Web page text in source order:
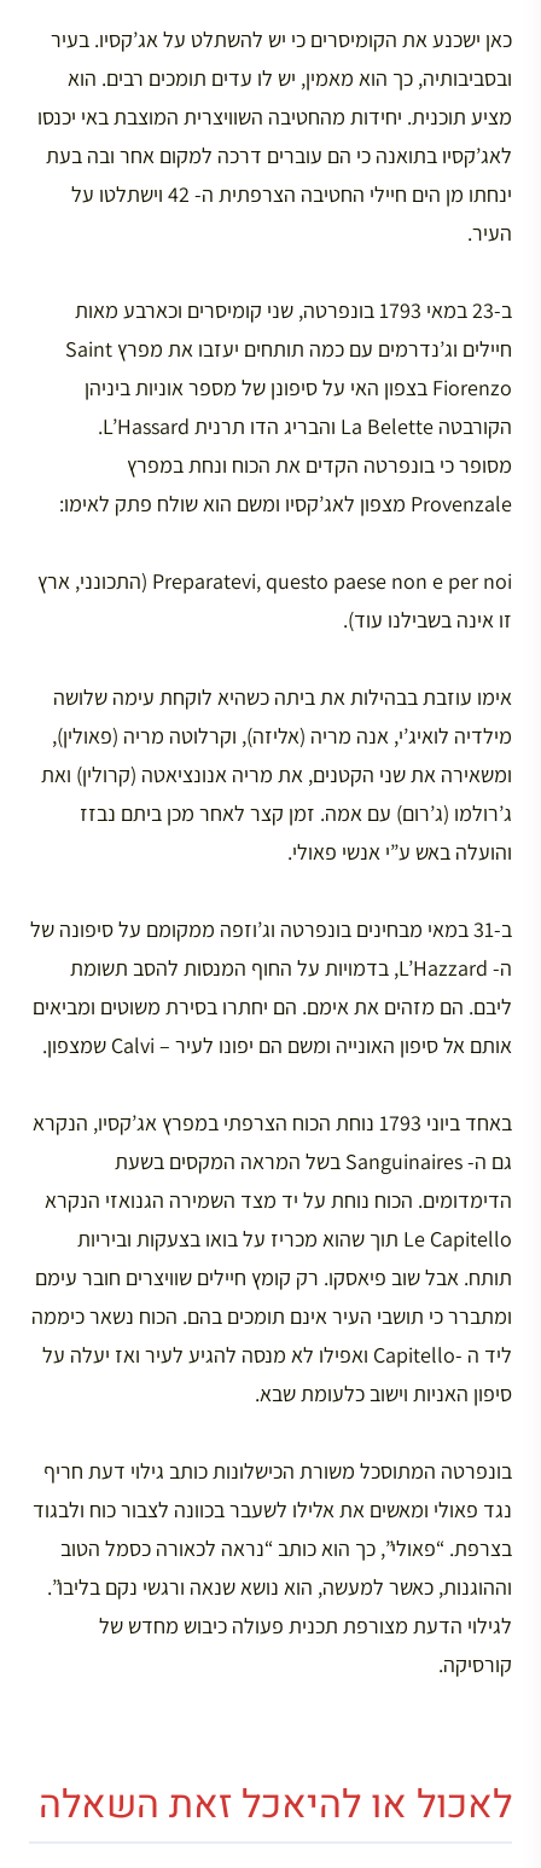
כאן ישכנע את הקומיסרים כי יש להשתלט על אג’קסיו. בעיר
ובסביבותיה, כך הוא מאמין, יש לו עדים תומכים רבים. הוא
מציע תוכנית. יחידות מהחטיבה השוויצרית המוצבת באי יכנסו
לאג’קסיו בתואנה כי הם עוברים דרכה למקום אחר ובה בעת
ינחתו מן הים חיילי החטיבה הצרפתית ה- 42 וישתלטו על
העיר.
ב-23 במאי 1793 בונפרטה, שני קומיסרים וכארבע מאות
חיילים וג’נדרמים עם כמה תותחים יעזבו את מפרץ Saint
Fiorenzo בצפון האי על סיפונן של מספר אוניות ביניהן
הקורבטה La Belette והבריג הדו תרנית L’Hassard.
מסופר כי בונפרטה הקדים את הכוח ונחת במפרץ
Provenzale מצפון לאג’קסיו ומשם הוא שולח פתק לאימו:
Preparatevi, questo paese non e per noi (התכונני, ארץ
זו אינה בשבילנו עוד).
אימו עוזבת בבהילות את ביתה כשהיא לוקחת עימה שלושה
מילדיה לואיג’י, אנה מריה (אליזה), וקרלוטה מריה (פאולין),
ומשאירה את שני הקטנים, את מריה אנונציאטה (קרולין) ואת
ג’רולמו (ג’רום) עם אמה. זמן קצר לאחר מכן ביתם נבזז
והועלה באש ע”י אנשי פאולי.
ב-31 במאי מבחינים בונפרטה וג’וזפה ממקומם על סיפונה של
ה- L’Hazzard, בדמויות על החוף המנסות להסב תשומת
ליבם. הם מזהים את אימם. הם יחתרו בסירת משוטים ומביאים
אותם אל סיפון האונייה ומשם הם יפונו לעיר – Calvi שמצפון.
באחד ביוני 1793 נוחת הכוח הצרפתי במפרץ אג’קסיו, הנקרא
גם ה- Sanguinaires בשל המראה המקסים בשעת
הדימדומים. הכוח נוחת על יד מצד השמירה הגנואזי הנקרא
Le Capitello תוך שהוא מכריז על בואו בצעקות וביריות
תותח. אבל שוב פיאסקו. רק קומץ חיילים שוויצרים חובר עימם
ומתברר כי תושבי העיר אינם תומכים בהם. הכוח נשאר כיממה
ליד ה -Capitello ואפילו לא מנסה להגיע לעיר ואז יעלה על
סיפון האניות וישוב כלעומת שבא.
בונפרטה המתוסכל משורת הכישלונות כותב גילוי דעת חריף
נגד פאולי ומאשים את אלילו לשעבר בכוונה לצבור כוח ולבגוד
בצרפת. “פאולי”, כך הוא כותב “נראה לכאורה כסמל הטוב
וההוגנות, כאשר למעשה, הוא נושא שנאה ורגשי נקם בליבו”.
לגילוי הדעת מצורפת תכנית פעולה כיבוש מחדש של
קורסיקה.
לאכול או להיאכל זאת השאלה